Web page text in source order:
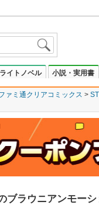
ライトノベル 小説・実用書
ァミ通クリアコミックス
ブラウニアンモーシ